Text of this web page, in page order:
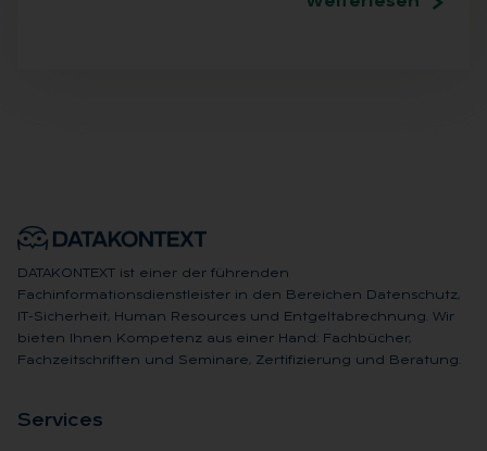
DATAKONTEXT ist einer der führenden
Fachinformationsdienstleister in den Bereichen Datenschutz,
IT-Sicherheit, Human Resources und Entgeltabrechnung. Wir
bieten Ihnen Kompetenz aus einer Hand: Fachbücher,
Fachzeitschriften und Seminare, Zertifizierung und Beratung.
Ser­vices